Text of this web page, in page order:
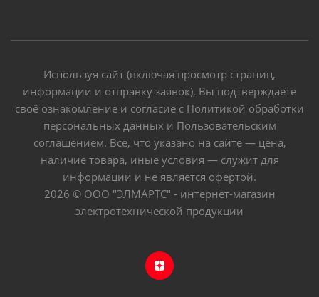
Используя сайт (включая просмотр страниц,
информации и отправку заявок), Вы подтверждаете
своё ознакомление и согласие с Политикой обработки
персональных данных и Пользовательским
соглашением. Всё, что указано на сайте — цена,
наличие товара, иные условия — служит для
информации и не является офертой.
2026 © ООО "ЭЛМАРТС" - интернет-магазин
электротехнической продукции